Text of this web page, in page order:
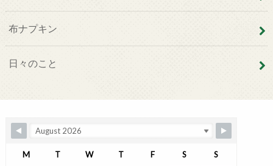
布ナプキン
日々のこと
M T W T F S S